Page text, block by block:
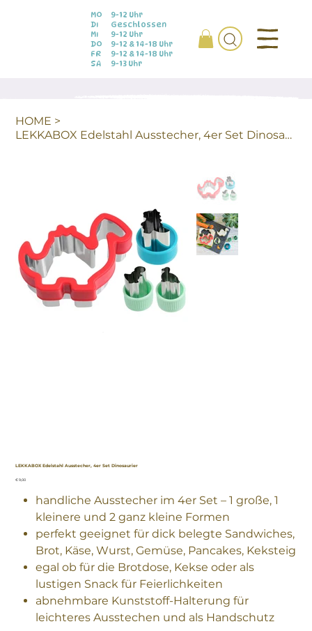
MO
DI
MI
DO
FR
SA
9-12 Uhr
Geschlossen
9-12 Uhr
9-12 & 14-18 Uhr
9-12 & 14-18 Uhr
9-13 Uhr
HOME >
LEKKABOX Edelstahl Ausstecher, 4er Set Dinosaurier
LEKKABOX Edelstahl Ausstecher, 4er Set Dinosaurier
Preis
€ 9,00
handliche Ausstecher im 4er Set – 1 große, 1
kleinere und 2 ganz kleine Formen
perfekt geeignet für dick belegte Sandwiches,
Brot, Käse, Wurst, Gemüse, Pancakes, Keksteig
egal ob für die Brotdose, Kekse oder als
lustigen Snack für Feierlichkeiten
abnehmbare Kunststoff-Halterung für
leichteres Ausstechen und als Handschutz